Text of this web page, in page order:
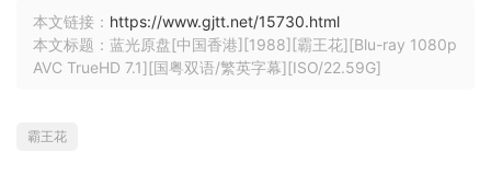
本文链接： https://www.gjtt.net/15730.html
本文标题：蓝光原盘[中国香港][1988][霸王花][Blu-ray 1080p
AVC TrueHD 7.1][国粤双语/繁英字幕][ISO/22.59G]
霸王花